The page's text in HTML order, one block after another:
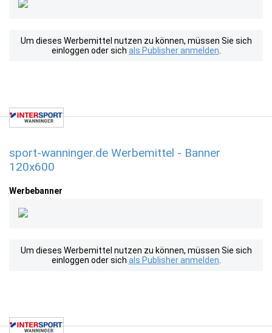
Um dieses Werbemittel nutzen zu können, müssen Sie sich
einloggen oder sich als Publisher anmelden
sport-wanninger.de Werbemittel - Banner
120x600
Werbebanner
Um dieses Werbemittel nutzen zu können, müssen Sie sich
einloggen oder sich als Publisher anmelden